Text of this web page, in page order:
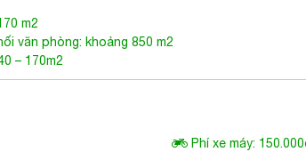
m2
văn phòng: khoảng 850 m2
– 170m2
Phí ô tô: Thoả